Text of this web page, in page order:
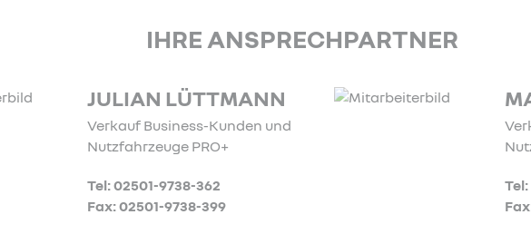
IHRE ANSPRECHPARTNER
JULIAN LÜTTMANN
Verkauf Business-Kunden und
Nutzfahrzeuge PRO+
Tel: 02501-9738-362
Fax: 02501-9738-399